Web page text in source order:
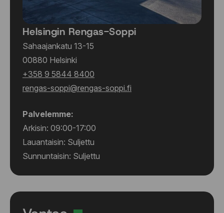
Helsingin Rengas-Soppi
Sahaajankatu 13-15
00880 Helsinki
+358 9 5844 8400
rengas-soppi@rengas-soppi.fi
Palvelemme:
Arkisin: 09:00-17:00
Lauantaisin: Suljettu
Sunnuntaisin: Suljettu